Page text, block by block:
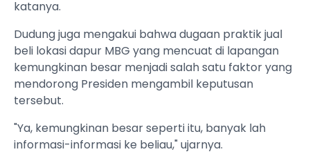
katanya.
Dudung juga mengakui bahwa dugaan praktik jual
beli lokasi dapur MBG yang mencuat di lapangan
kemungkinan besar menjadi salah satu faktor yang
mendorong Presiden mengambil keputusan
tersebut.
"Ya, kemungkinan besar seperti itu, banyak lah
informasi-informasi ke beliau," ujarnya.